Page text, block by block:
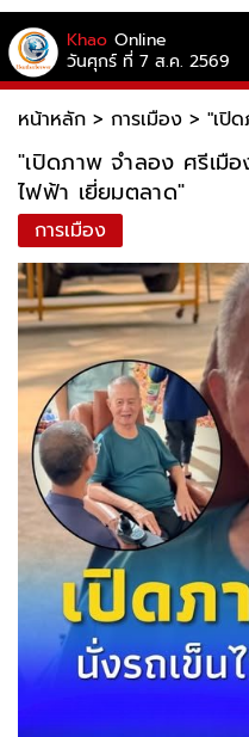
Khao Online
วันศุกร์ ที่ 7 ส.ค. 2569
หน้าหลัก > การเมือง > "เปิ
"เปิดภาพ จำลอง ศรีเมื
ไฟฟ้า เยี่ยมตลาด"
การเมือง